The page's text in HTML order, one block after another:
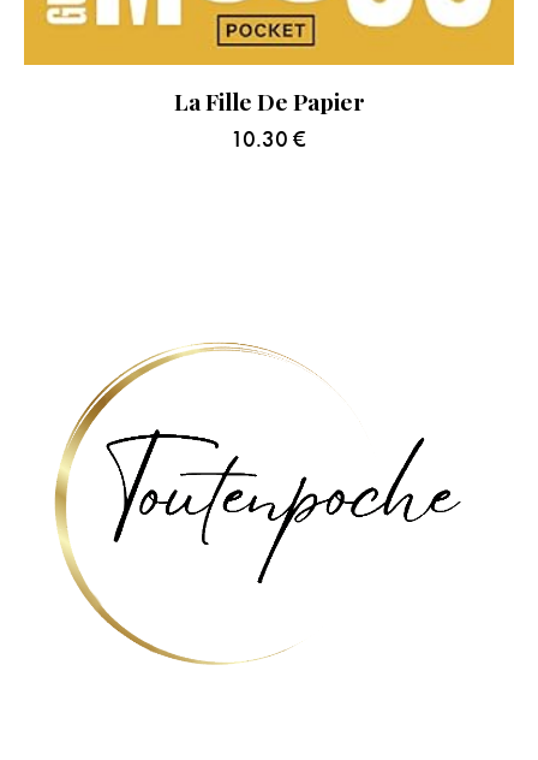
La Fille De Papier
10.30 €